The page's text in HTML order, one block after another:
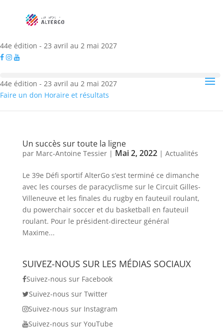
44e édition - 23 avril au 2 mai 2027
44e édition - 23 avril au 2 mai 2027
Faire un don Horaire et résultats
Un succès sur toute la ligne
par Marc-Antoine Tessier| Mai 2, 2022| Actualités
Le 39e Défi sportif AlterGo s’est terminé ce dimanche
avec les courses de paracyclisme sur le Circuit Gilles-
Villeneuve et les finales du rugby en fauteuil roulant,
du powerchair soccer et du basketball en fauteuil
roulant. Pour le président-directeur général
Maxime...
SUIVEZ-NOUS SUR LES MÉDIAS SOCIAUX
Suivez-nous sur Facebook
Suivez-nous sur Twitter
Suivez-nous sur Instagram
Suivez-nous sur YouTube